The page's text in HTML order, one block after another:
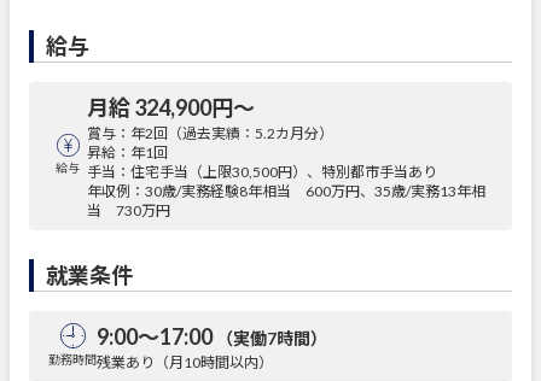
給与
給与
月給 324,900円〜
賞与：年2回（過去実績：5.2カ月分）
昇給：年1回
手当：住宅手当（上限30,500円）、特別都市手当あり
年収例：30歳/実務経験8年相当 600万円、35歳/実務13年相
当 730万円
就業条件
勤務時間
9:00～17:00 （実働7時間）
残業あり（月10時間以内）